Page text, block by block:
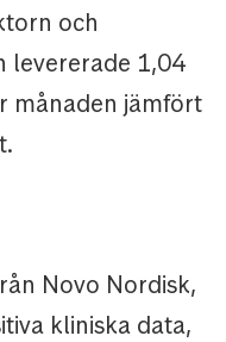
och
levererade 1,04
månaden jämfört
Novo Nordisk,
kliniska data,